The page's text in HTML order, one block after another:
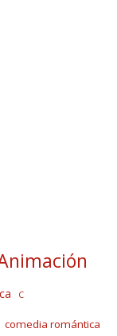
C
comedia romántica